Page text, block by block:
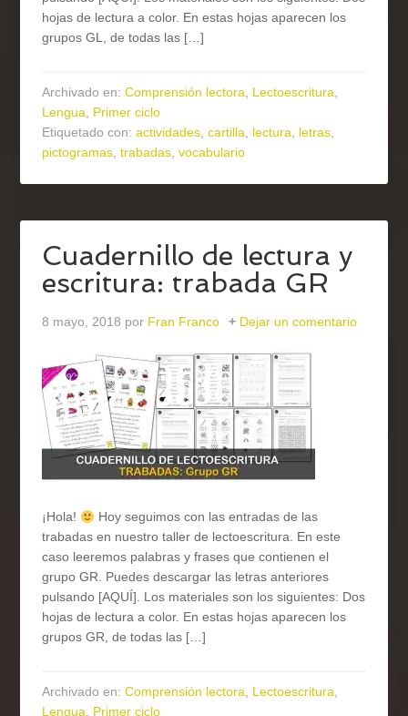
hojas de lectura a color. En estas hojas aparecen los
grupos GL, de todas las […]
Archivado en:Comprensión lectora, Lectoescritura,
Lengua, Primer ciclo
Etiquetado con:actividades,cartilla, lectura, letras,
pictogramas,trabadas,vocabulario
Cuadernillo de lectura y
escritura: trabada GR
8 mayo, 2018 por Fran Franco Dejar un comentario
¡Hola!
Hoy seguimos con las entradas de las
trabadas en nuestro taller de lectoescritura. En este
caso leeremos palabras y frases que contienen el
grupo GR. Puedes descargar las letras anteriores
pulsando [AQUÍ]. Los materiales son los siguientes: Dos
hojas de lectura a color. En estas hojas aparecen los
grupos GR, de todas las […]
Archivado en:Comprensión lectora, Lectoescritura,
Lengua, Primer ciclo